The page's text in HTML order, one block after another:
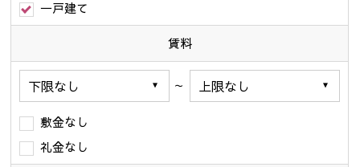
一戸建て
賃料
～
敷金なし
礼金なし